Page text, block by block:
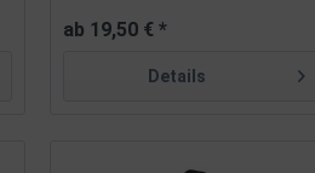
ab 19,50 € *
Details